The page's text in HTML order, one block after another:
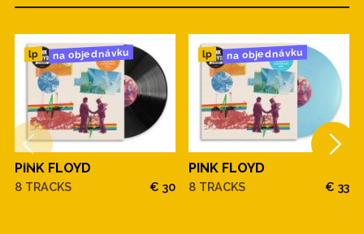
lp na objednávku
PINK FLOYD
8 TRACKS € 30
lp na objednávku
PINK FLOYD
8 TRACKS € 33